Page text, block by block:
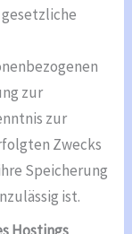
zur
zur
Zwecks
Speicherung
ist.